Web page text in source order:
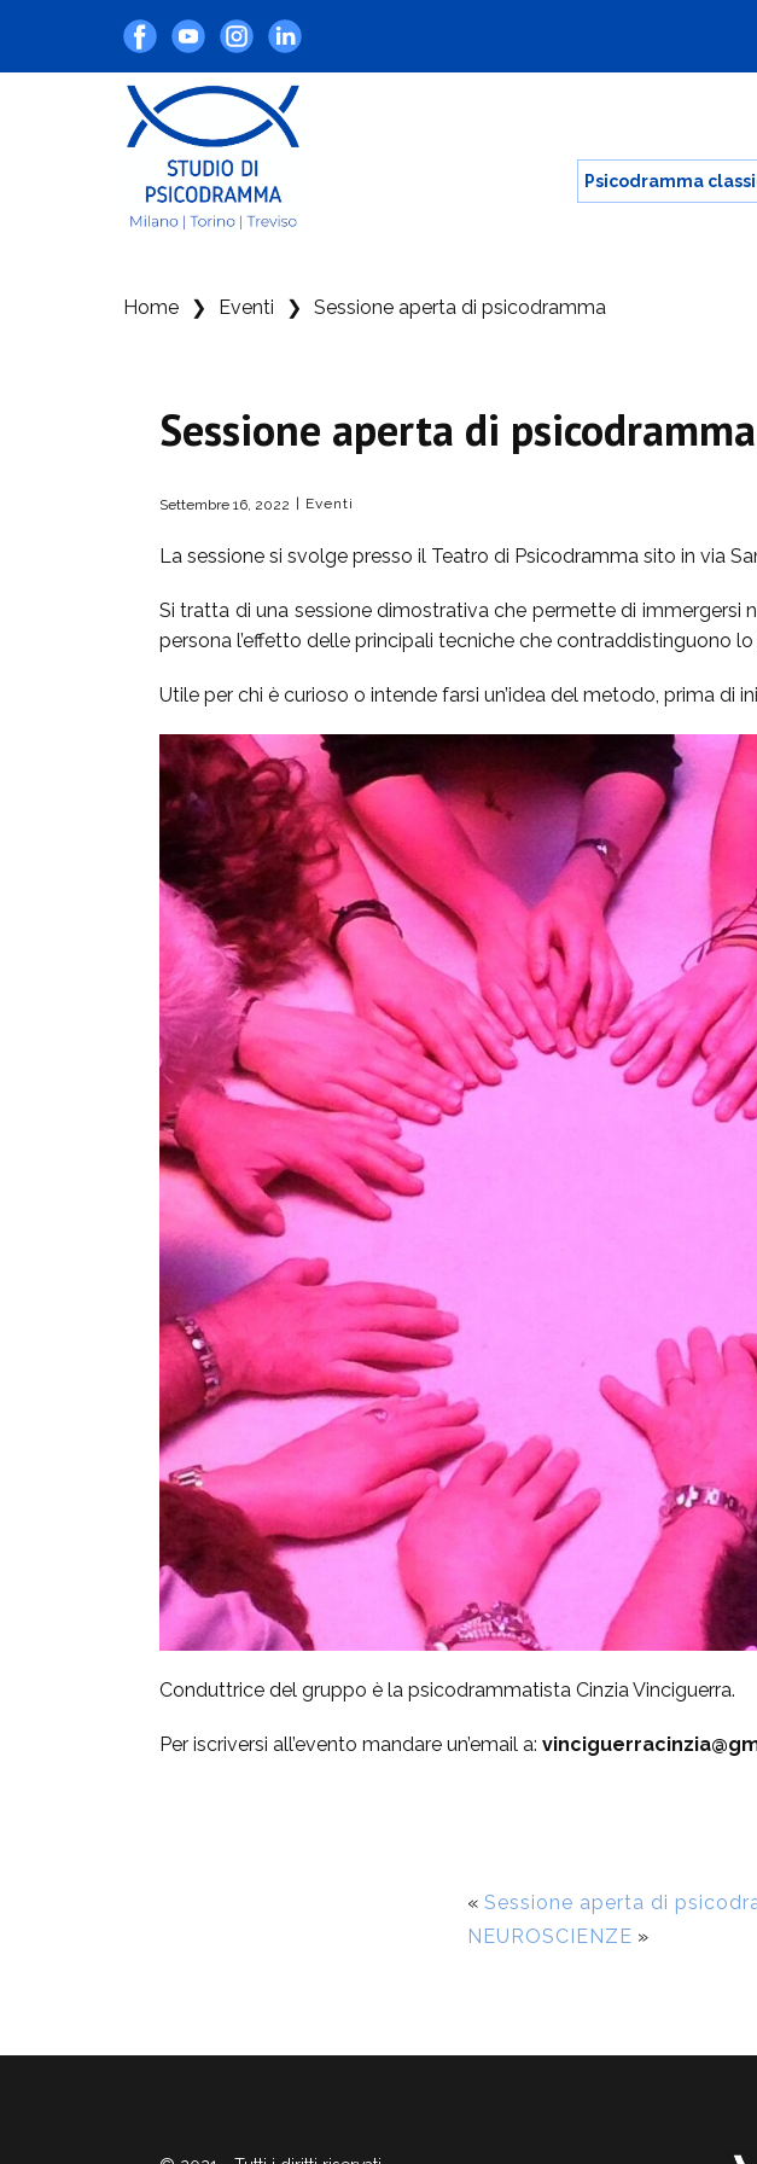
Psicodramma
Home ❯ Eventi ❯ Sessione aperta di psicodramma
Sessione aperta di psicodramma
Settembre 16, 2022 Eventi
La sessione si svolge presso il Teatro di Psicodramma sito in via
Si tratta di una sessione dimostrativa che permette di immergersi
persona l’effetto delle principali tecniche che contraddistinguono
Utile per chi è curioso o intende farsi un’idea del metodo, prima
Conduttrice del gruppo è la psicodrammatista Cinzia Vinciguerra.
Per iscriversi all’evento mandare un’email a:
« Sessione aperta di
NEUROSCIENZE »